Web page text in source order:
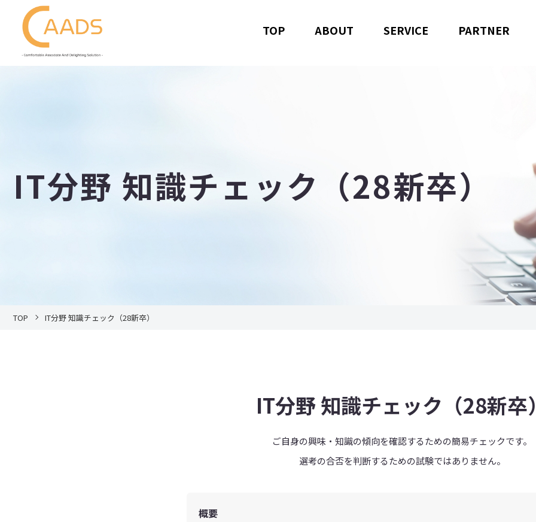
TOP ABOUT SERVICE PARTNER
IT分野 知識チェック（28新卒）
TOP IT分野 知識チェック（28新卒）
IT分野 知識チェック（28新卒
ご自身の興味・知識の傾向を確認するための簡易チェックです。
選考の合否を判断するための試験ではありません。
概要